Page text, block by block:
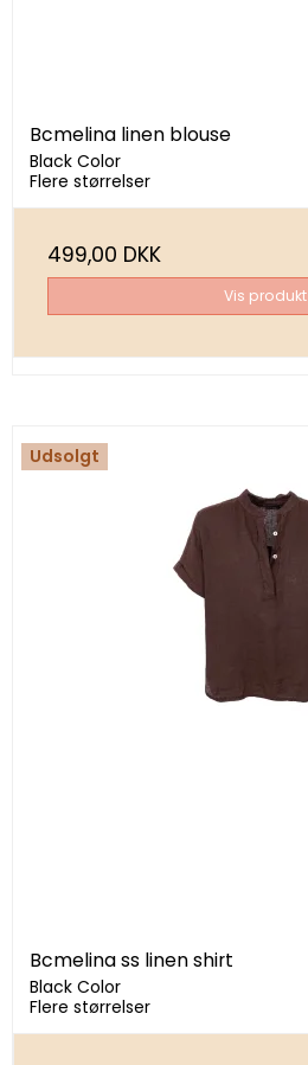
Bcmelina linen blouse
Black Color
Flere størrelser
499,00 DKK
Vis produkt
Udsolgt
Bcmelina ss linen shirt
Black Color
Flere størrelser